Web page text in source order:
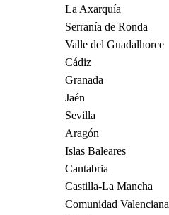
La Axarquía
Serranía de Ronda
Valle del Guadalhorce
Cádiz
Granada
Jaén
Sevilla
Aragón
Islas Baleares
Cantabria
Castilla-La Mancha
Comunidad Valenciana